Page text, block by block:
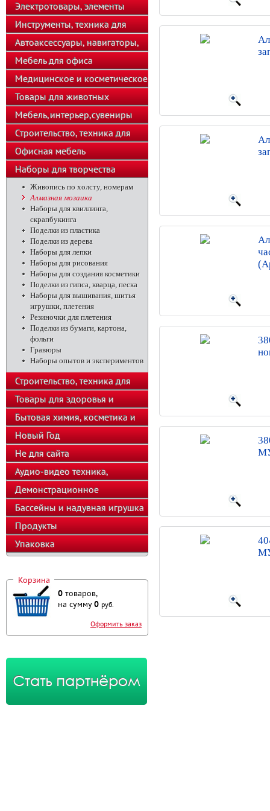
телефоны
Электротовары, элементы
питания, освещение
Инструменты, техника для
подсобного хозяйства
Автоаксессуары, навигаторы,
автозвук
Мебель для офиса
Медицинское и косметическое
оборудование
Товары для животных
Мебель,интерьер,сувениры
Строительство, техника для
хозяйства
Офисная мебель
Наборы для творчества
Живопись по холсту, номерам
Алмазная мозаика
Наборы для квиллинга,
скрапбукинга
Поделки из пластика
Поделки из дерева
Наборы для лепки
Наборы для рисования
Наборы для создания косметики
Поделки из гипса, кварца, песка
Наборы для вышивания, шитья
игрушки, плетения
Резиночки для плетения
Поделки из бумаги, картона,
фольги
Гравюры
Наборы опытов и экспериментов
Строительство, техника для
подсобного хозяйства
Товары для здоровья и
красоты
Бытовая химия, косметика и
парфюмерия
Новый Год
Не для сайта
Аудио-видео техника,
телефоны, калькуляторы
Демонстрационное
оборудование
Бассейны и надувная игрушка
Продукты
Упаковка
Корзина
0 товаров,
на сумму0 руб.
Оформить заказ